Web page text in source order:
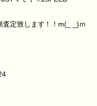
定致します！！m(_ _)ｍ